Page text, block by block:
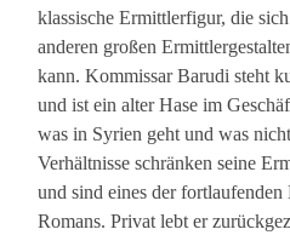
klassische Ermittlerfigur, die
anderen großen
kann. Kommissar Barudi steht
und ist ein alter Hase im
was in Syrien geht und was
Verhältnisse schränken seine
und sind eines der fortlaufenden
Romans. Privat lebt er